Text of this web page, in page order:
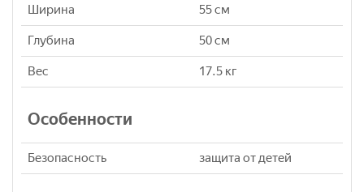
Ширина 55 см
Глубина 50 см
Вес 17.5 кг
Особенности
Безопасность защита от детей